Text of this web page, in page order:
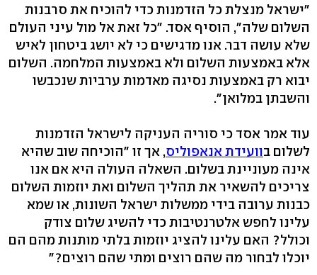
"ישראל מנצלת כל הזדמנות כדי להוכיח את סרבנות
השלום שלה", הוסיף אסד. "כל זאת אל מול עיני העולם
שלא עושה דבר. אנו מדגישים כי לא יושג ביטחון לאיש
אלא באמצעות השלום ולא באמצעות המלחמה. השלום
יבוא רק באמצעות נסיגה מאדמות ערביות שנכבשו
והשבתן במלואן".
עוד אמר אסד כי סוריה העניקה לישראל הזדמנות
לשלום בוועידת אנאפוליס, אך זו "הוכיחה שוב שהיא
אינה מעוניינת בשלום. השאלה העולה היא אם אנו
צריכים להשאיר את תהליך השלום ואת יוזמות השלום
כבנות ערובה בידי ממשלות ישראל השונות, או שמא
עלינו לחפש אלטרנטיבות כדי להשיג שלום צודק
וכולל? האם עלינו להציג יוזמות בלתי מותנות מהם הם
יוכלו לבחור מה שהם רוצים ומתי שהם רוצים?"